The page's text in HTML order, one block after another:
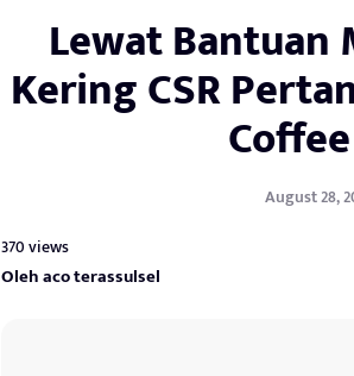
Lewat Bantuan
Kering CSR
August 28,
370 views
Oleh aco terassulsel